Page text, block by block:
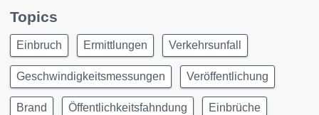
Topics
Einbruch Ermittlungen Verkehrsunfall
Geschwindigkeitsmessungen Veröffentlichung
Brand Öffentlichkeitsfahndung Einbrüche